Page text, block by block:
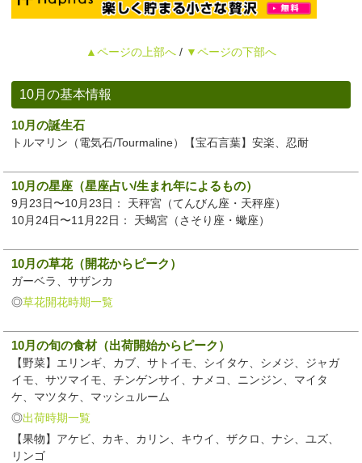
▲ページの上部へ / ▼ページの下部へ
10月の基本情報
10月の誕生石
トルマリン（電気石/Tourmaline）【宝石言葉】安楽、忍耐
10月の星座（星座占い/生まれ年によるもの）
9月23日〜10月23日： 天秤宮（てんびん座・天秤座）
10月24日〜11月22日： 天蝎宮（さそり座・蠍座）
10月の草花（開花からピーク）
ガーベラ、サザンカ
◎草花開花時期一覧
10月の旬の食材（出荷開始からピーク）
【野菜】エリンギ、カブ、サトイモ、シイタケ、シメジ、ジャガ
イモ、サツマイモ、チンゲンサイ、ナメコ、ニンジン、マイタ
ケ、マツタケ、マッシュルーム
◎出荷時期一覧
【果物】アケビ、カキ、カリン、キウイ、ザクロ、ナシ、ユズ、
リンゴ